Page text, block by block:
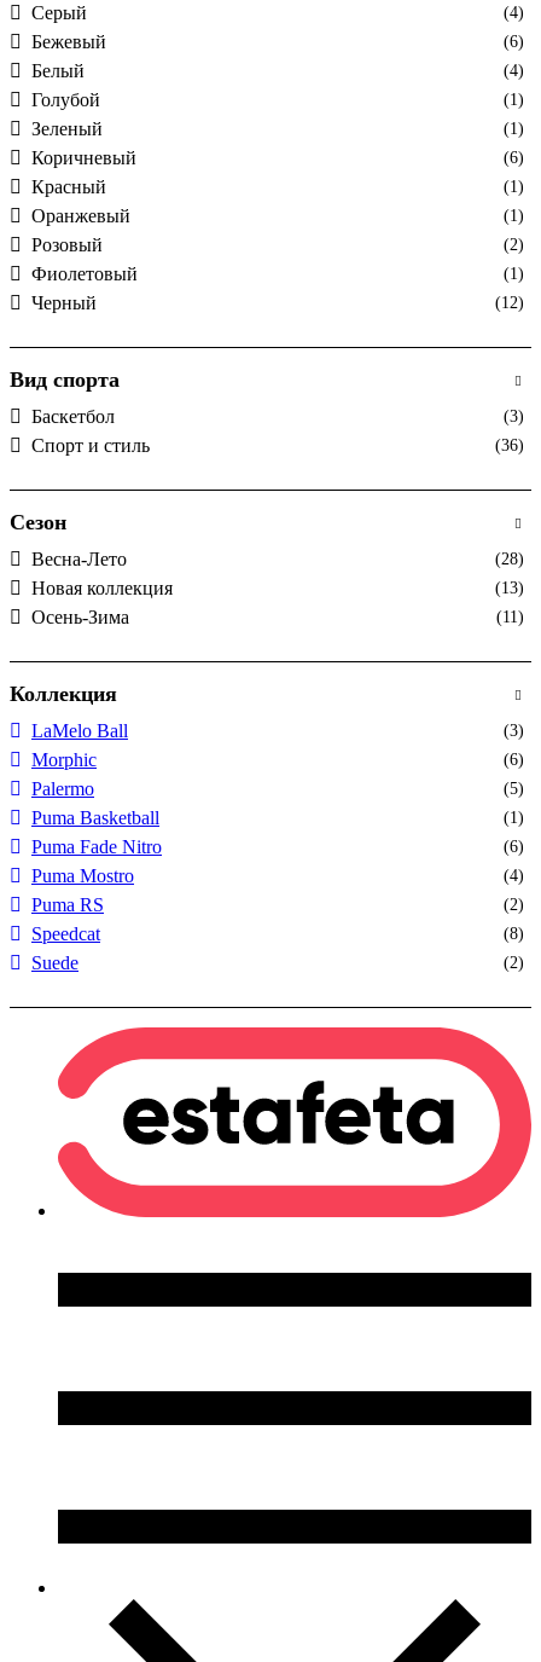
Cерый (4)
Бежевый (6)
Белый (4)
Голубой (1)
Зеленый (1)
Коричневый (6)
Красный (1)
Оранжевый (1)
Розовый (2)
Фиолетовый (1)
Черный (12)
Вид спорта
Баскетбол (3)
Спорт и стиль (36)
Сезон
Весна-Лето (28)
Новая коллекция (13)
Осень-Зима (11)
Коллекция
LaMelo Ball (3)
Morphic (6)
Palermo (5)
Puma Basketball (1)
Puma Fade Nitro (6)
Puma Mostro (4)
Puma RS (2)
Speedcat (8)
Suede (2)